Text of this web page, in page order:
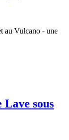
au Vulcano - une
Lave sous